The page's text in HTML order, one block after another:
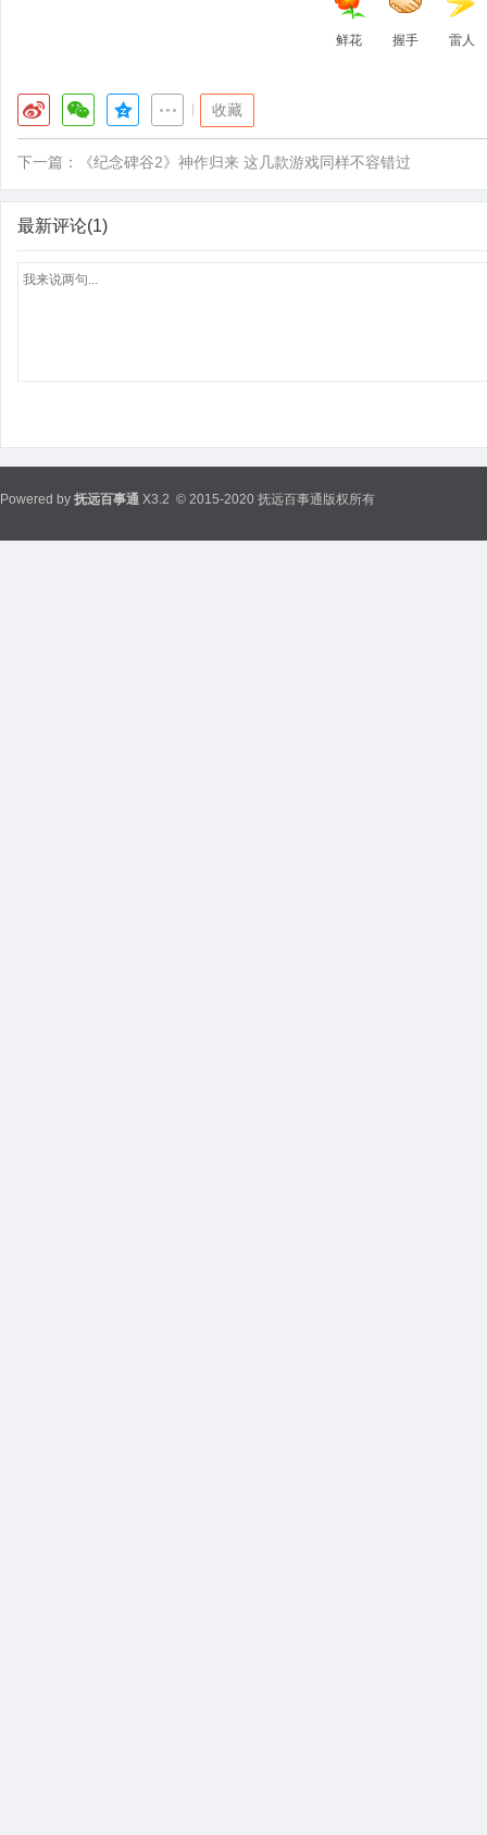
鲜花 握手 雷人
收藏
下一篇： 《纪念碑谷2》神作归来 这几款游戏同样不容错过
最新评论(1)
Powered by 抚远百事通 X3.2 © 2015-2020 抚远百事通版权所有